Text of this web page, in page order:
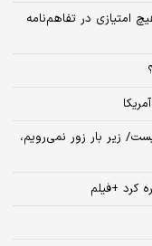
امتیازی در تفاهم‌نامه
زیر بار زور نمی‌رویم،
کرد +فیلم